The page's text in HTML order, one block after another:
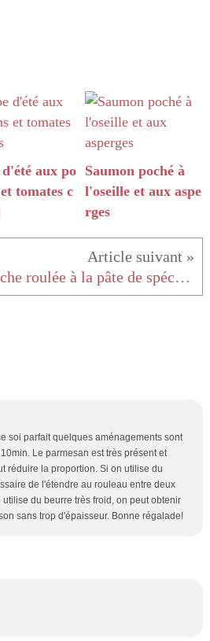
aux po
tomates c
Saumon poché à
l'oseille et aux aspe
rges
Brioche roulée à la pâte de spéculoos et aux noisettes
soi parfait quelques aménagements sont
Le parmesan est très présent et
réduire la proportion. Si on utilise du
de l'étendre au rouleau entre deux
du beurre très froid, on peut obtenir
sans trop d'épaisseur. Bonne régalade!